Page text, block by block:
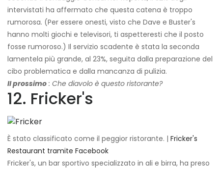
intervistati ha affermato che questa catena è troppo
rumorosa. (Per essere onesti, visto che Dave e Buster's
hanno molti giochi e televisori, ti aspetteresti che il posto
fosse rumoroso.) Il servizio scadente è stata la seconda
lamentela più grande, al 23%, seguita dalla preparazione del
cibo problematica e dalla mancanza di pulizia.
Il prossimo : Che diavolo è questo ristorante?
12. Fricker's
È stato classificato come il peggior ristorante. | Fricker's
Restaurant tramite Facebook
Fricker's, un bar sportivo specializzato in ali e birra, ha preso